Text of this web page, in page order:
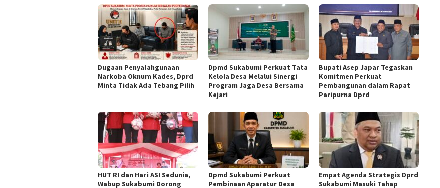
Dugaan Penyalahgunaan
Narkoba Oknum Kades, Dprd
Minta Tidak Ada Tebang Pilih
Dpmd Sukabumi Perkuat Tata
Kelola Desa Melalui Sinergi
Program Jaga Desa Bersama
Kejari
Bupati Asep Japar Tegaskan
Komitmen Perkuat
Pembangunan dalam Rapat
Paripurna Dprd
HUT RI dan Hari ASI Sedunia,
Wabup Sukabumi Dorong
Dpmd Sukabumi Perkuat
Pembinaan Aparatur Desa
Empat Agenda Strategis Dprd
Sukabumi Masuki Tahap